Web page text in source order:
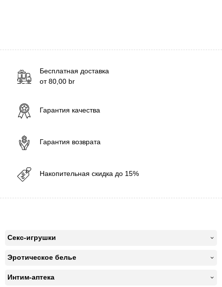
Бесплатная доставка
от80,00 br
Гарантия качества
Гарантия возврата
Накопительная скидка до 15%
Секс-игрушки
Эротическое белье
Интим-аптека